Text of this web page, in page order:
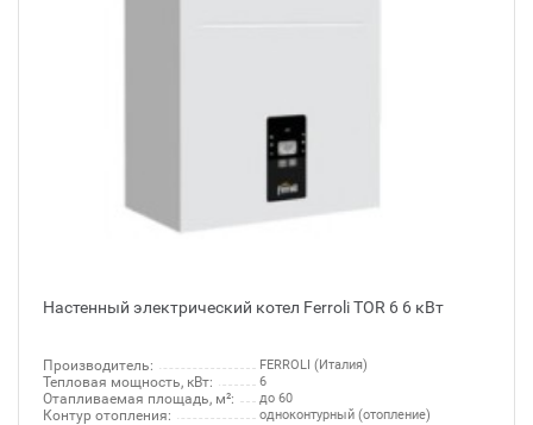
Настенный электрический котел Ferroli TOR 6 6 кВт
Производитель: FERROLI (Италия)
Тепловая мощность, кВт: 6
Отапливаемая площадь, м²: до 60
Контур отопления: одноконтурный (отопление)